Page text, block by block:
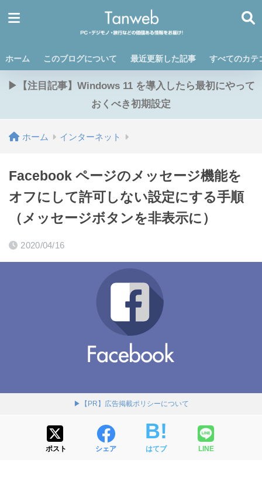
ホーム このブログについて 最近更新した記事 すべてのカテ
▶【注目記事】Windows 11 を導入したら最初にやって
おくべき初期設定
ホーム インターネット
Facebook ページのメッセージ機能を
オフにして許可しない設定にする手順
（メッセージボタンを非表示に）
2020/04/16
▶【PR】広告掲載ポリシーについて
ポスト シェア はてブ LINE